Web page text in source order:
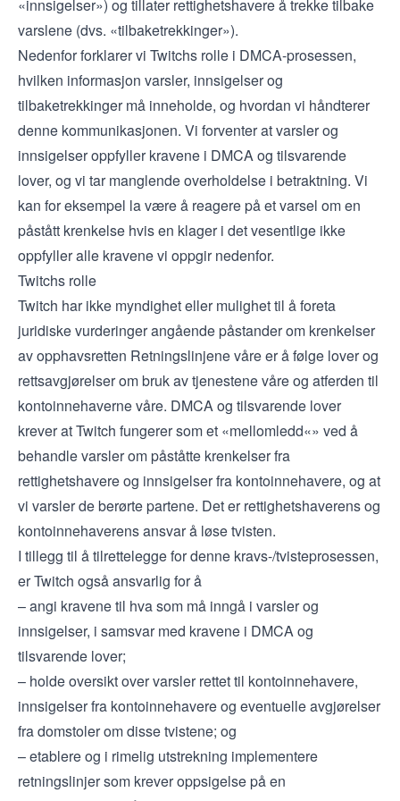
«innsigelser») og tillater rettighetshavere å trekke tilbake
varslene (dvs. «tilbaketrekkinger»).
Nedenfor forklarer vi Twitchs rolle i DMCA-prosessen,
hvilken informasjon varsler, innsigelser og
tilbaketrekkinger må inneholde, og hvordan vi håndterer
denne kommunikasjonen. Vi forventer at varsler og
innsigelser oppfyller kravene i DMCA og tilsvarende
lover, og vi tar manglende overholdelse i betraktning. Vi
kan for eksempel la være å reagere på et varsel om en
påstått krenkelse hvis en klager i det vesentlige ikke
oppfyller alle kravene vi oppgir nedenfor.
Twitchs rolle
Twitch har ikke myndighet eller mulighet til å foreta
juridiske vurderinger angående påstander om krenkelser
av opphavsretten Retningslinjene våre er å følge lover og
rettsavgjørelser om bruk av tjenestene våre og atferden til
kontoinnehaverne våre. DMCA og tilsvarende lover
krever at Twitch fungerer som et «mellomledd«» ved å
behandle varsler om påståtte krenkelser fra
rettighetshavere og innsigelser fra kontoinnehavere, og at
vi varsler de berørte partene. Det er rettighetshaverens og
kontoinnehaverens ansvar å løse tvisten.
I tillegg til å tilrettelegge for denne kravs-/tvisteprosessen,
er Twitch også ansvarlig for å
– angi kravene til hva som må inngå i varsler og
innsigelser, i samsvar med kravene i DMCA og
tilsvarende lover;
– holde oversikt over varsler rettet til kontoinnehavere,
innsigelser fra kontoinnehavere og eventuelle avgjørelser
fra domstoler om disse tvistene; og
– etablere og i rimelig utstrekning implementere
retningslinjer som krever oppsigelse på en